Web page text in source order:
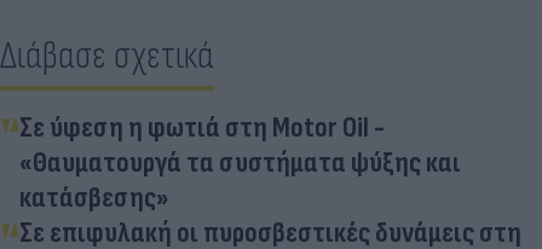
Διάβασε σχετικά
Σε ύφεση η φωτιά στη Motor Oil -
«Θαυματουργά τα συστήματα ψύξης και
κατάσβεσης»
Σε επιφυλακή οι πυροσβεστικές δυνάμεις στη